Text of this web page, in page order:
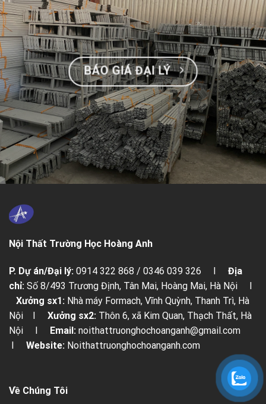
BÁO GIÁ ĐẠI LÝ
Nội Thất Trường Học Hoàng Anh
P. Dự án/Đại lý: 0914 322 868 / 0346 039 326 I Địa
chỉ: Số 8/493 Trương Định, Tân Mai, Hoàng Mai, Hà Nội I
Xưởng sx1: Nhà máy Formach, Vĩnh Quỳnh, Thanh Trì, Hà
Nội I Xưởng sx2: Thôn 6, xã Kim Quan, Thạch Thất, Hà
Nội I Email: noithattruonghochoanganh@gmail.com
I Website: Noithattruonghochoanganh.com
Về Chúng Tôi